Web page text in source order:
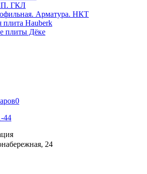
ГКЛ
Арматура. НКТ
плита Hauberk
плиты Дёке
0
44
24